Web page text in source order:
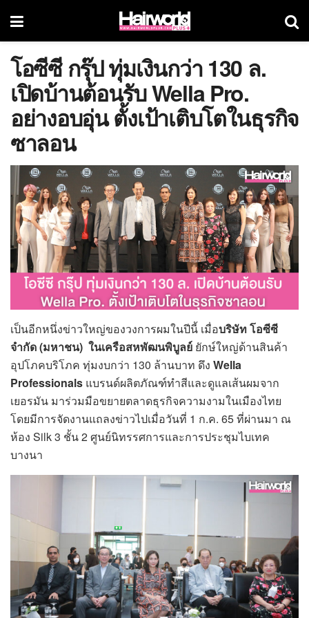
โอซีซี กรุ๊ป ทุ่มเงินกว่า 130 ล.
เปิดบ้านต้อนรับ Wella Pro.
อย่างอบอุ่น ตั้งเป้าเติบโตในธุรกิจ
ซาลอน
เป็นอีกหนึ่งข่าวใหญ่ของวงการผมในปีนี้ เมื่อบริษัท โอซีซี
จำกัด (มหาชน) ในเครือสหพัฒนพิบูลย์ ยักษ์ใหญ่ด้านสินค้า
อุปโภคบริโภค ทุ่มงบกว่า 130 ล้านบาท ดึง Wella
Professionals แบรนด์ผลิตภัณฑ์ทำสีและดูแลเส้นผมจาก
เยอรมัน มาร่วมมือขยายตลาดธุรกิจความงามในเมืองไทย
โดยมีการจัดงานแถลงข่าวไปเมื่อวันที่ 1 ก.ค. 65 ที่ผ่านมา ณ
ห้อง Silk 3 ชั้น 2ศูนย์นิทรรศการและการประชุมไบเทค
บางนา